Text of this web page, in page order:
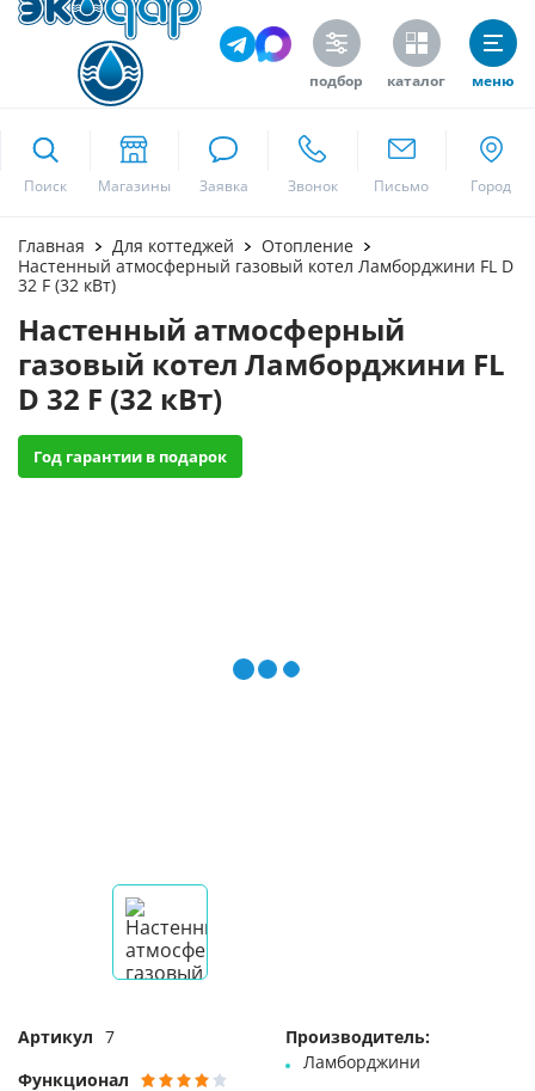
подбор каталог меню
Поиск
Москва
Главная Для коттеджей
Отопление
Настенный атмосферный газовый котел Ламборджини FL D
32 F (32 кВт)
Настенный атмосферный
газовый котел Ламборджини FL
D 32 F (32 кВт)
Год гарантии в подарок
Артикул 7
Функционал
Производитель:
Ламборджини